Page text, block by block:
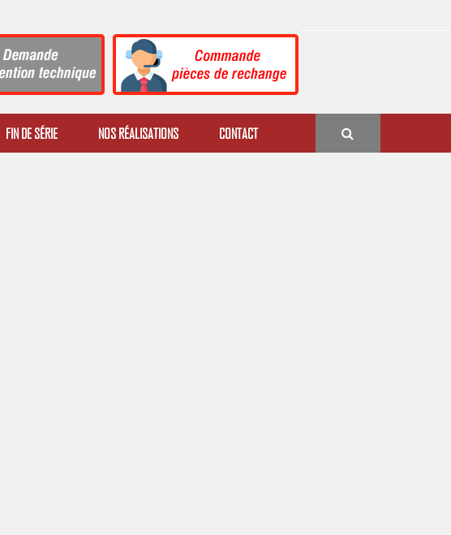
FIN DE SÉRIE NOS RÉALISATIONS CONTACT